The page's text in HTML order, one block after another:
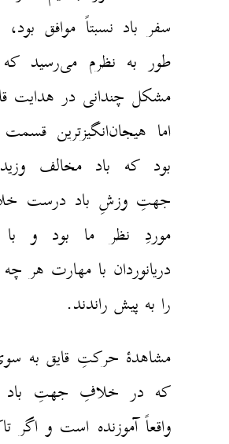
سفر باد نسبتاً‌ موافق بود،
طور به نظرم می‌رسید که
مشکل چندانی در هدایت
اما هیجان‌انگیزترین
بود که باد مخالف
جهتِ وزشِ باد درست
موردِ نظر ما بود و
دریانوردان با مهارت هر چه
را به پیش راندند.
مشاهدهٔ حرکتِ قایق به
که در خلافِ جهتِ باد
واقعاً آموزنده‌ است و اگر